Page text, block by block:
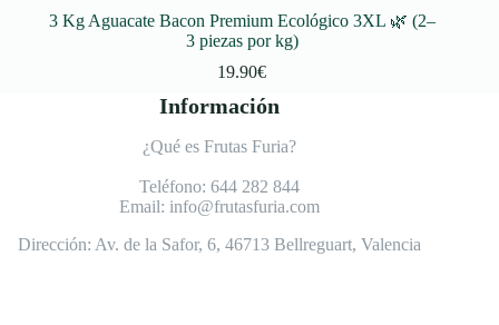
3 Kg Aguacate Bacon Premium Ecológico 3XL 🌿 (2–
3 piezas por kg)
19.90€
Información
¿Qué es Frutas Furia?
Teléfono:644 282 844
Email: info@frutasfuria.com
Dirección: Av. de la Safor, 6, 46713 Bellreguart, Valencia